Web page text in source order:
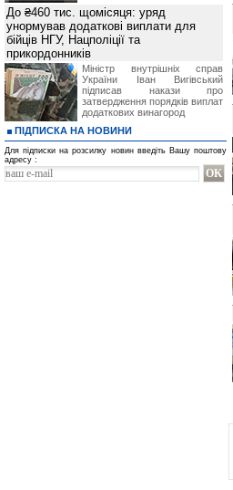
До ₴460 тис. щомісяця: уряд
унормував додаткові виплати для
бійців НГУ, Нацполіції та
прикордонників
Міністр внутрішніх справ
України Іван Вигівський
підписав накази про
затвердження порядків виплат
додаткових винагород
ПІДПИСКА НА НОВИНИ
Для підписки на розсилку новин введіть Вашу поштову
адресу :